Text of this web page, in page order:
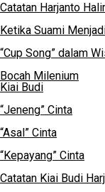
Catatan Harjanto
Ketika Suami
“Cup Song” dalam
Bocah Milenium
Kiai Budi
“Jeneng” Cinta
“Asal” Cinta
“Kepayang” Cinta
Catatan Kiai Budi